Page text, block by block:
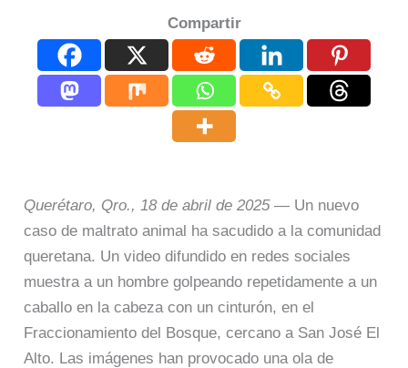
Compartir
Querétaro, Qro., 18 de abril de 2025— Un nuevo
caso de maltrato animal ha sacudido a la comunidad
queretana. Un video difundido en redes sociales
muestra a un hombre golpeando repetidamente a un
caballo en la cabeza con un cinturón, en el
Fraccionamiento del Bosque, cercano a San José El
Alto. Las imágenes han provocado una ola de